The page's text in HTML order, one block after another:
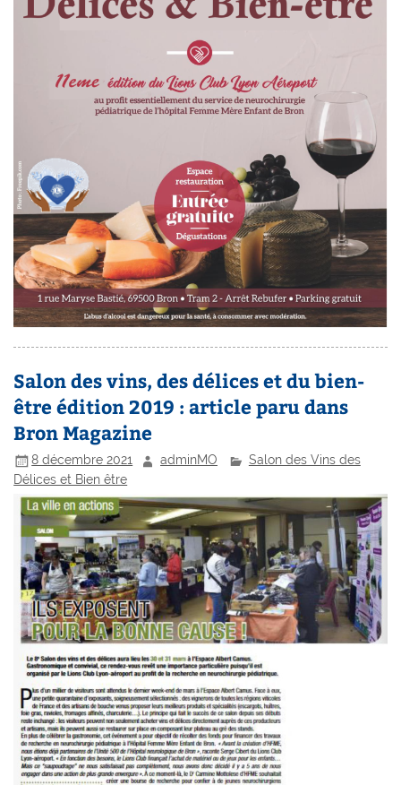
Salon des vins, des délices et du bien-
être édition 2019 : article paru dans
Bron Magazine
8 décembre 2021 adminMO
Salon des Vins des
Délices et Bien être